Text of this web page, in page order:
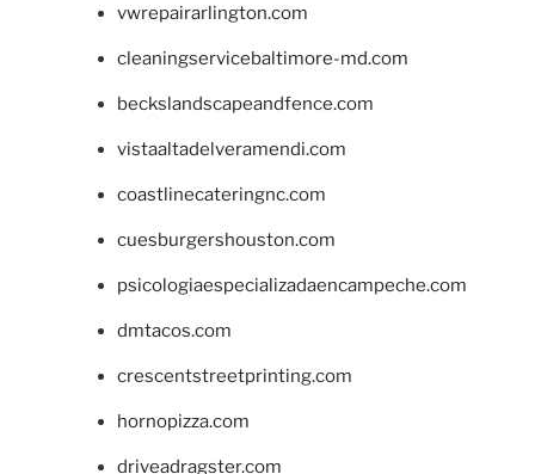
vwrepairarlington.com
cleaningservicebaltimore-md.com
beckslandscapeandfence.com
vistaaltadelveramendi.com
coastlinecateringnc.com
cuesburgershouston.com
psicologiaespecializadaencampeche.com
dmtacos.com
crescentstreetprinting.com
hornopizza.com
driveadragster.com